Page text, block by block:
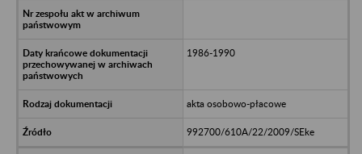
1986-1990
akta osobowo-płacowe
992700/610A/22/2009/SEke